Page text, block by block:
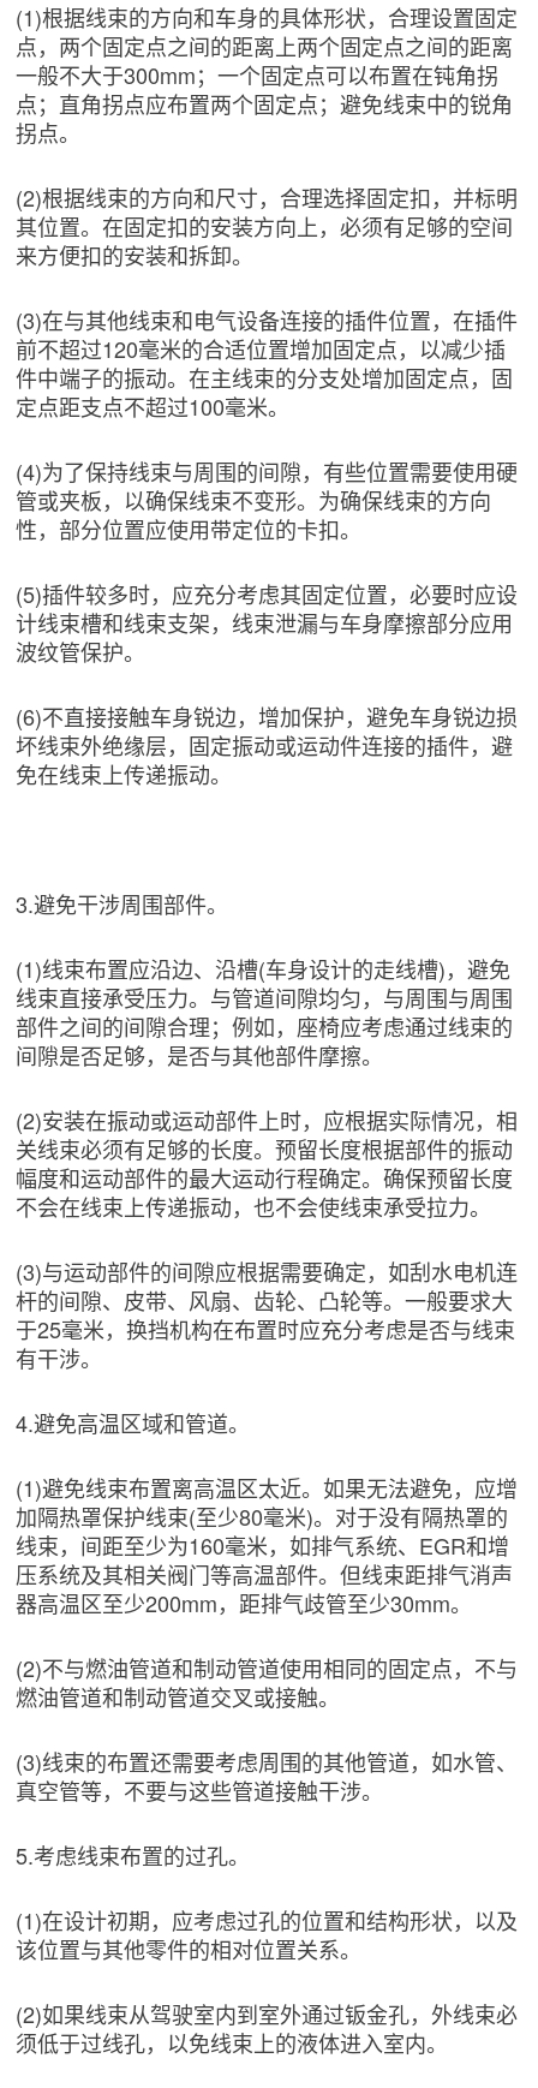
(1)根据线束的方向和车身的具体形状，合理设置固定
点，两个固定点之间的距离上两个固定点之间的距离
一般不大于300mm；一个固定点可以布置在钝角拐
点；直角拐点应布置两个固定点；避免线束中的锐角
拐点。
(2)根据线束的方向和尺寸，合理选择固定扣，并标明
其位置。在固定扣的安装方向上，必须有足够的空间
来方便扣的安装和拆卸。
(3)在与其他线束和电气设备连接的插件位置，在插件
前不超过120毫米的合适位置增加固定点，以减少插
件中端子的振动。在主线束的分支处增加固定点，固
定点距支点不超过100毫米。
(4)为了保持线束与周围的间隙，有些位置需要使用硬
管或夹板，以确保线束不变形。为确保线束的方向
性，部分位置应使用带定位的卡扣。
(5)插件较多时，应充分考虑其固定位置，必要时应设
计线束槽和线束支架，线束泄漏与车身摩擦部分应用
波纹管保护。
(6)不直接接触车身锐边，增加保护，避免车身锐边损
坏线束外绝缘层，固定振动或运动件连接的插件，避
免在线束上传递振动。
3.避免干涉周围部件。
(1)线束布置应沿边、沿槽(车身设计的走线槽)，避免
线束直接承受压力。与管道间隙均匀，与周围与周围
部件之间的间隙合理；例如，座椅应考虑通过线束的
间隙是否足够，是否与其他部件摩擦。
(2)安装在振动或运动部件上时，应根据实际情况，相
关线束必须有足够的长度。预留长度根据部件的振动
幅度和运动部件的最大运动行程确定。确保预留长度
不会在线束上传递振动，也不会使线束承受拉力。
(3)与运动部件的间隙应根据需要确定，如刮水电机连
杆的间隙、皮带、风扇、齿轮、凸轮等。一般要求大
于25毫米，换挡机构在布置时应充分考虑是否与线束
有干涉。
4.避免高温区域和管道。
(1)避免线束布置离高温区太近。如果无法避免，应增
加隔热罩保护线束(至少80毫米)。对于没有隔热罩的
线束，间距至少为160毫米，如排气系统、EGR和增
压系统及其相关阀门等高温部件。但线束距排气消声
器高温区至少200mm，距排气歧管至少30mm。
(2)不与燃油管道和制动管道使用相同的固定点，不与
燃油管道和制动管道交叉或接触。
(3)线束的布置还需要考虑周围的其他管道，如水管、
真空管等，不要与这些管道接触干涉。
5.考虑线束布置的过孔。
(1)在设计初期，应考虑过孔的位置和结构形状，以及
该位置与其他零件的相对位置关系。
(2)如果线束从驾驶室内到室外通过钣金孔，外线束必
须低于过线孔，以免线束上的液体进入室内。